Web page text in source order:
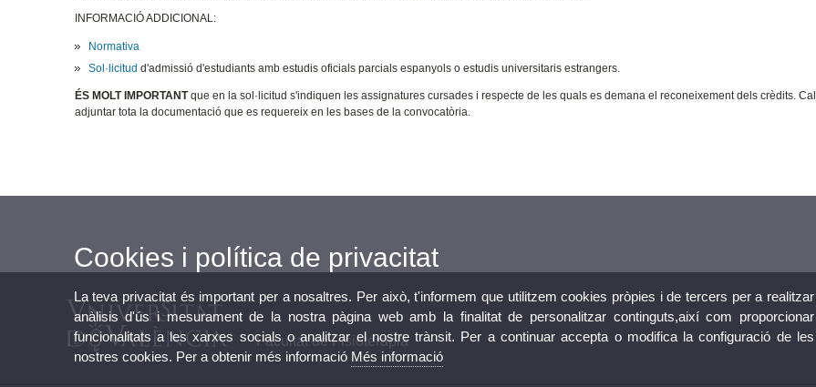
INFORMACIÓ ADDICIONAL:
Normativa
Sol·licitudd'admissió d'estudiants amb estudis oficials parcials espanyols o estudis universitaris estrangers.
ÉS MOLT IMPORTANTque en la sol·licitud s'indiquen les assignatures cursades i respecte de les quals es demana el reconeixement dels crèdits. Cal
adjuntar tota la documentació que es requereix en les bases de la convocatòria.
Facultat de Fisioteràpia
Cookies i política de privacitat
La teva privacitat és important per a nosaltres. Per això, t'informem que utilitzem cookies pròpies i de tercers per a realitzar
anàlisis d'ús i mesurament de la nostra pàgina web amb la finalitat de personalitzar continguts,així com proporcionar
funcionalitats a les xarxes socials o analitzar el nostre trànsit. Per a continuar accepta o modifica la configuració de les
nostres cookies. Per a obtenir més informació Més informació